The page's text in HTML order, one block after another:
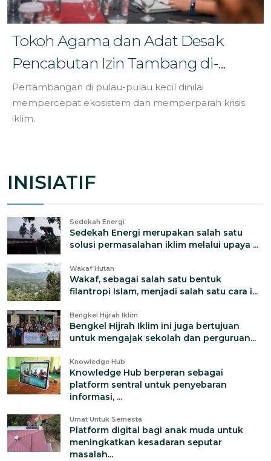
Tokoh Agama dan Adat Desak
Pencabutan Izin Tambang di-...
Pertambangan di pulau-pulau kecil dinilai
mempercepat ekosistem dan memperparah krisis
iklim.
INISIATIF
Sedekah Energi
Sedekah Energi merupakan salah satu
solusi permasalahan iklim melalui upaya ...
Wakaf Hutan
Wakaf, sebagai salah satu bentuk
filantropi Islam, menjadi salah satu cara i...
Bengkel Hijrah Iklim
Bengkel Hijrah Iklim ini juga bertujuan
untuk mengajak sekolah dan perguruan...
Knowledge Hub
Knowledge Hub berperan sebagai
platform sentral untuk penyebaran
informasi, ...
Umat Untuk Semesta
Platform digital bagi anak muda untuk
meningkatkan kesadaran seputar
masalah...